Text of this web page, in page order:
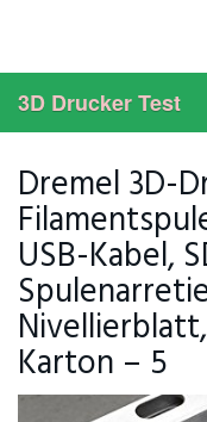
3D Drucker Test
Dremel 3D-
USB-Kabel,
Karton – 5